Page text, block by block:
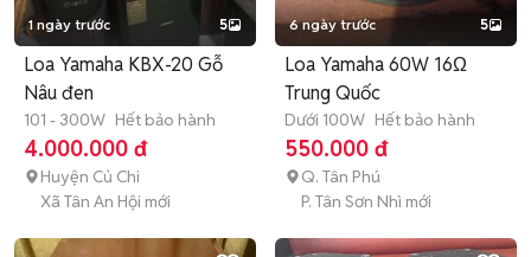
1 ngày trước 5
Loa Yamaha KBX-20 Gỗ
Nâu đen
101 - 300W Hết bảo hành
4.000.000 đ
Huyện Củ Chi
Xã Tân An Hội mới
6 ngày trước 5
Loa Yamaha 60W 16Ω
Trung Quốc
Dưới 100W Hết bảo hành
550.000 đ
Q. Tân Phú
P. Tân Sơn Nhì mới